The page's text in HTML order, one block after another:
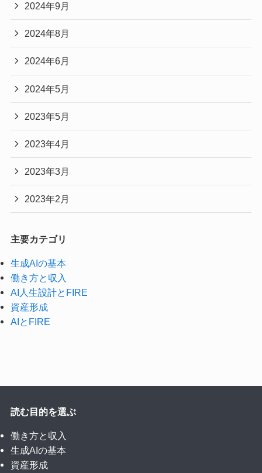
2024年9月
2024年8月
2024年6月
2024年5月
2023年5月
2023年4月
2023年3月
2023年2月
主要カテゴリ
生成AIの基本
働き方と収入
AI人生設計とFIRE
資産形成
AIとFIRE
読む目的を選ぶ
働き方と収入
生成AIの基本
資産形成